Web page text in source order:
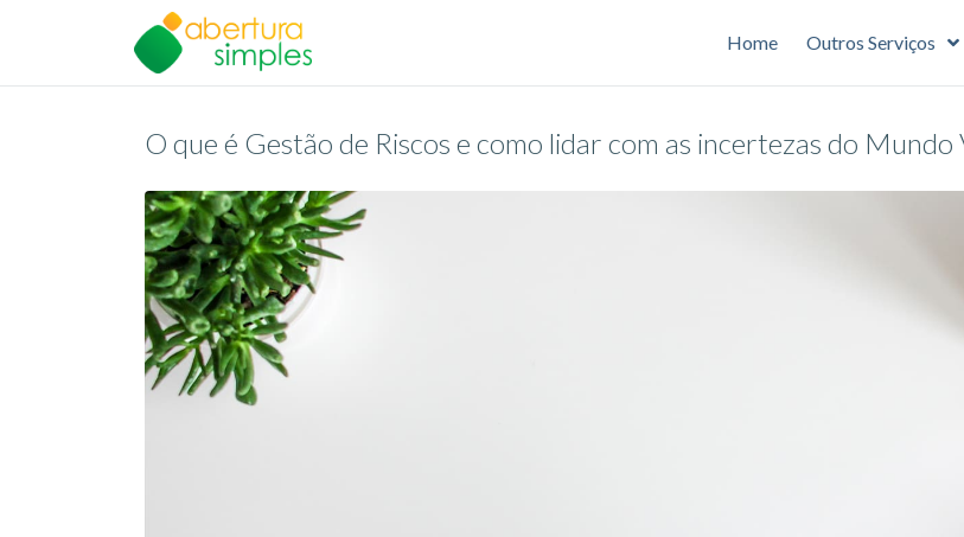
Home Outros Serviços
O que é Gestão de Riscos e como lidar com as incertezas do